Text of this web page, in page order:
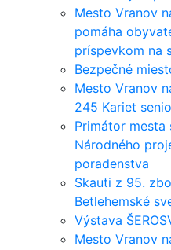
Mesto Vranov
pomáha
príspevkom na
Bezpečné
Mesto Vranov
245 Kariet
Primátor
Národného
poradenstva
Skauti z 95.
Betlehemské
Výstava
Mesto Vranov